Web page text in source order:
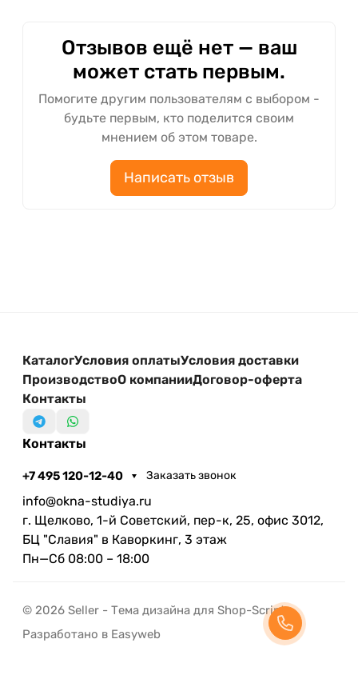
Отзывов ещё нет — ваш
может стать первым.
Помогите другим пользователям с выбором -
будьте первым, кто поделится своим
мнением об этом товаре.
Написать отзыв
КаталогУсловия оплатыУсловия доставки
ПроизводствоО компанииДоговор-оферта
Контакты
Контакты
+7 495 120-12-40 Заказать звонок
info@okna-studiya.ru
г. Щелково, 1-й Советский, пер-к, 25, офис 3012,
БЦ "Славия" в Каворкинг, 3 этаж
Пн—Сб 08:00 – 18:00
© 2026 Seller - Тема дизайна для Shop-Script
Разработано в Easyweb